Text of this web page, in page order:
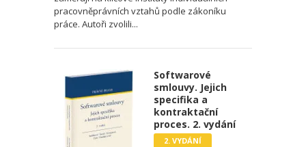
pracovněprávních vztahů podle zákoníku
práce. Autoři zvolili...
Softwarové
smlouvy. Jejich
specifika a
kontraktační
proces. 2. vydání
2. VYDÁNÍ